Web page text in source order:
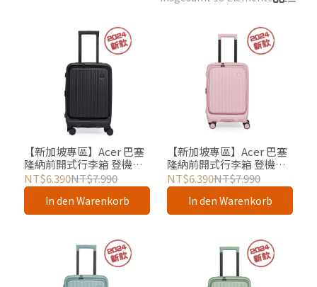
【新加坡專區】Acer 巴塞
隆納前開式行李箱 登機箱
20吋 夜幕黑 官方授權
NT$6.390NT$7.990
In den Warenkorb
【新加坡專區】Acer 巴塞
隆納前開式行李箱 登機箱
20吋 夢幻粉 官方授權
NT$6.390NT$7.990
In den Warenkorb